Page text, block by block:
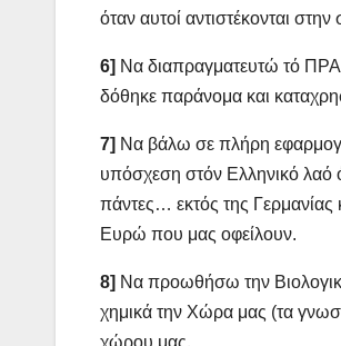
όταν αυτοί αντιστέκονται
6] Να διαπραγματευτώ τό
δόθηκε παράνομα και
7] Να βάλω σε πλήρη
υπόσχεση στόν Ελληνικό λαό
πάντες… εκτός της
Ευρώ που μας οφείλουν.
8] Να προωθήσω την
χημικά την Χώρα μας (τα